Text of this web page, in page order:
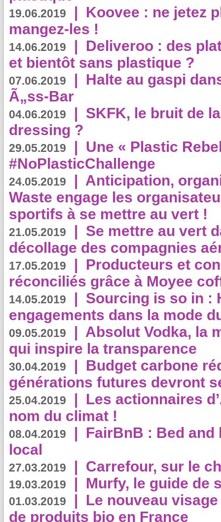
19.06.2019 | Koovee : ne jetez
mangez-les !
14.06.2019 | Deliveroo : des
et bientôt sans plastique ?
07.06.2019 | Halte au gaspi
Ã„ss-Bar
04.06.2019 | SKFK, le bruit de
dressing ?
29.05.2019 | Une « Plastic
#NoPlasticChallenge
24.05.2019 | Anticipation,
Waste engage les
sportifs à se mettre au vert !
21.05.2019 | Se mettre au vert
décollage des compagnies
17.05.2019 | Producteurs et
réconciliés grâce à Moyee
14.05.2019 | Sourcing is so in :
engagements dans la mode
09.05.2019 | Absolut Vodka, la
qui inspire la transparence
30.04.2019 | Budget carbone
générations futures devront
25.04.2019 | Les actionnaires
nom du climat !
08.04.2019 | FairBnB : Bed
local
27.03.2019 | Carrefour, sur le
19.03.2019 | Murfy, le guide de
01.03.2019 | Le nouveau
de produits bio en France